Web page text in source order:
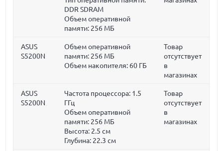
DDR SDRAM
Объем оперативной
памяти: 256 МБ
ASUS
S5200N
Объем оперативной
памяти: 256 МБ
Объем накопителя: 60 ГБ
Товар
отсутствует
в
магазинах
ASUS
S5200N
Частота процессора: 1.5
ГГц
Объем оперативной
памяти: 256 МБ
Высота: 2.5 см
Глубина: 22.3 см
Товар
отсутствует
в
магазинах